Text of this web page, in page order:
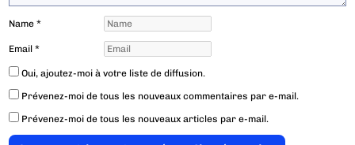
Name*
Email*
Oui, ajoutez-moi à votre liste de diffusion.
Prévenez-moi de tous les nouveaux commentaires par e-mail.
Prévenez-moi de tous les nouveaux articles par e-mail.